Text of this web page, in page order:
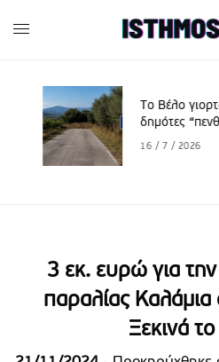
Το Βέλο
δημότες
16 / 7 / 2026
3 εκ. ευρώ για
παραλίας
Ξεκινά